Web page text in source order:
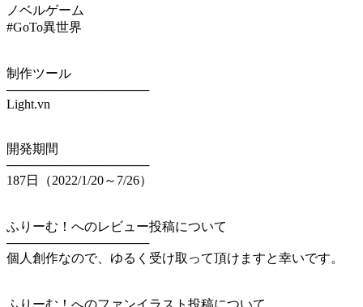
ノベルゲーム
#GoTo異世界
制作ツール
────────────────
Light.vn
開発期間
────────────────
187日（2022/1/20～7/26）
ふりーむ！へのレビュー投稿について
────────────────
個人創作なので、ゆるく受け取って頂けますと幸いです。
ふりーむ！へのファンイラスト投稿について